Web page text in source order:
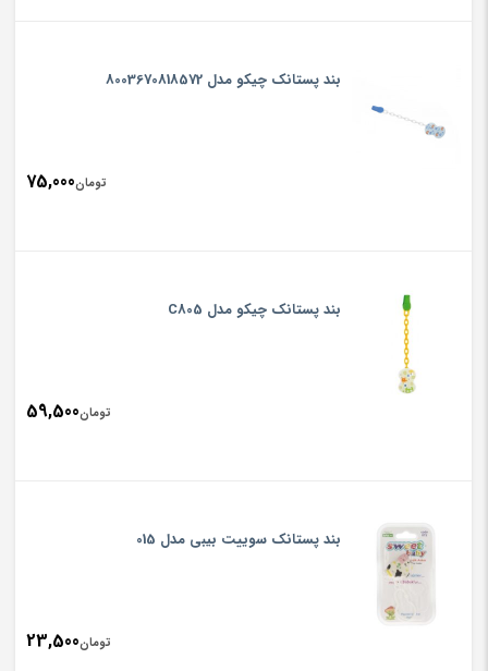
بند پستانک چیکو مدل 8003670818572
تومان75,000
بند پستانک چیکو مدل C805
تومان59,500
بند پستانک سوییت بیبی مدل 015
تومان23,500